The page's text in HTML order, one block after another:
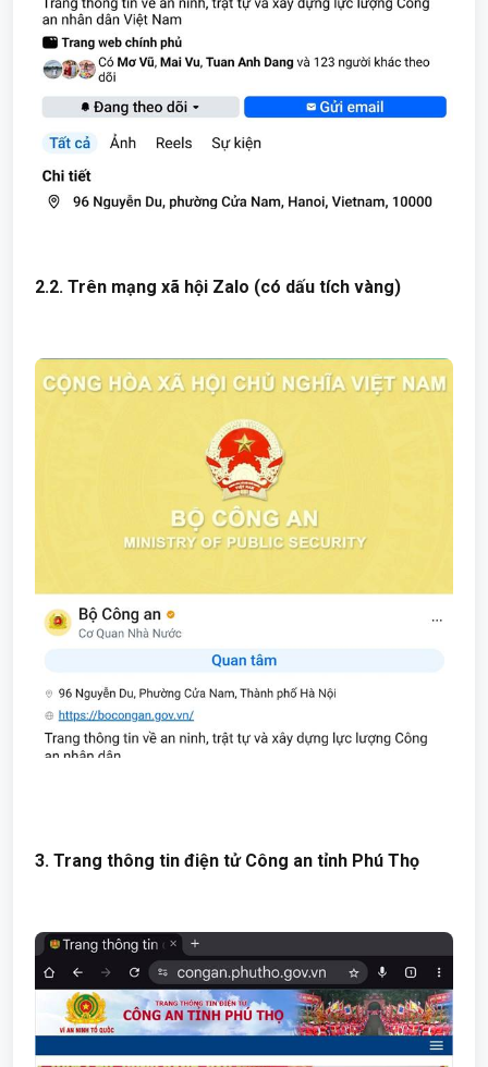
2.2. Trên mạng xã hội Zalo (có dấu tích vàng)
3. Trang thông tin điện tử Công an tỉnh Phú Thọ